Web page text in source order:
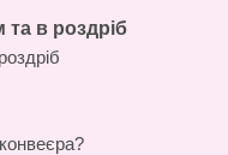
та в роздріб